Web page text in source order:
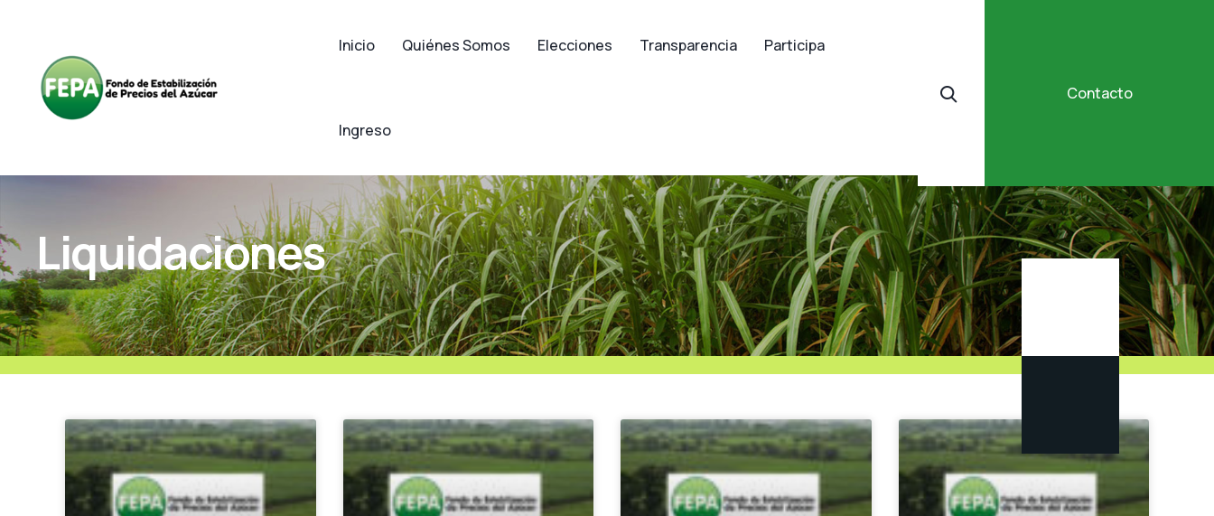
Inicio Quiénes Somos Elecciones Transparencia Participa
Ingreso
Contacto
Liquidaciones